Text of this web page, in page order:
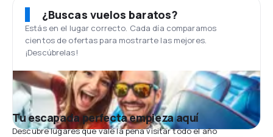
¿Buscas vuelos baratos?
Estás en el lugar correcto. Cada día comparamos
cientos de ofertas para mostrarte las mejores.
¡Descúbrelas!
Tu escapada perfecta empieza aquí
Descubre lugares que vale la pena visitar todo el año